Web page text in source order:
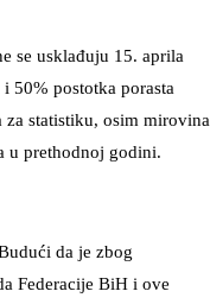
se usklađuju 15. aprila
50% postotka porasta
za statistiku, osim mirovina
u prethodnoj godini.
da je zbog
Federacije BiH i ove